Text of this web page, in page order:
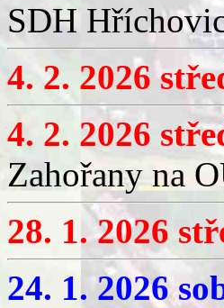
SDH
4. 2. 2026
4. 2. 2026
Zahořany na
28. 1. 2026
24. 1. 2026